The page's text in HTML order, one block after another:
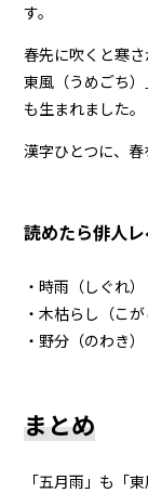
す。
春先に吹くと寒
東風（うめごち
も生まれました。
漢字ひとつに、春
読めたら俳人
・時雨（しぐれ
・木枯らし（こ
・野分（のわき
まとめ
「五月雨」も「